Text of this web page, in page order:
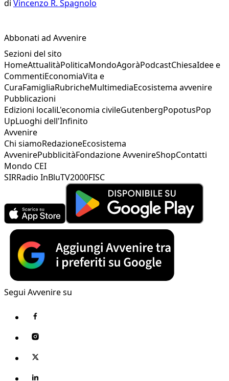
di Vincenzo R. Spagnolo
Abbonati ad Avvenire
Sezioni del sito
HomeAttualitàPoliticaMondoAgoràPodcastChiesaIdee e
CommentiEconomiaVita e
CuraFamigliaRubricheMultimediaEcosistema avvenire
Pubblicazioni
Edizioni localiL'economia civileGutenbergPopotusPop
UpLuoghi dell'Infinito
Avvenire
Chi siamoRedazioneEcosistema
AvvenirePubblicitàFondazione AvvenireShopContatti
Mondo CEI
SIRRadio InBluTV2000FISC
Segui Avvenire su